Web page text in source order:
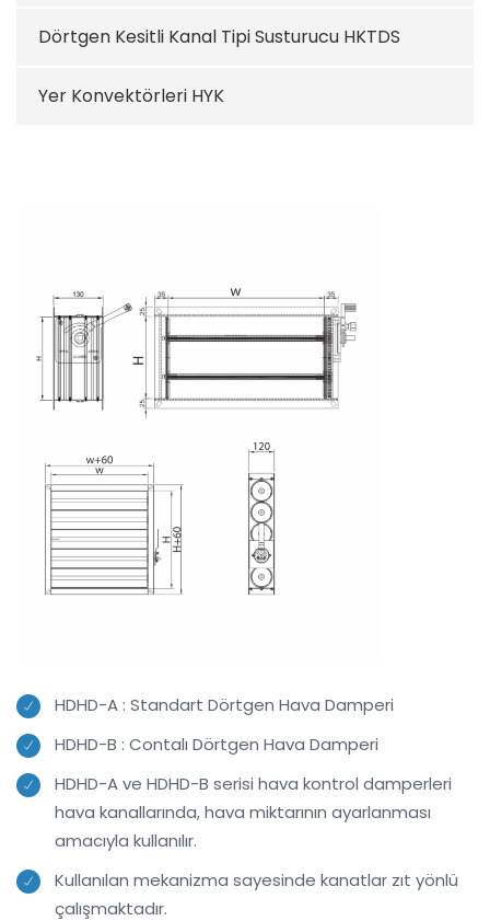
Dörtgen Kesitli Kanal Tipi Susturucu HKTDS
Yer Konvektörleri HYK
HDHD-A : Standart Dörtgen Hava Damperi
HDHD-B : Contalı Dörtgen Hava Damperi
HDHD-A ve HDHD-B serisi hava kontrol damperleri
hava kanallarında, hava miktarının ayarlanması
amacıyla kullanılır.
Kullanılan mekanizma sayesinde kanatlar zıt yönlü
çalışmaktadır.